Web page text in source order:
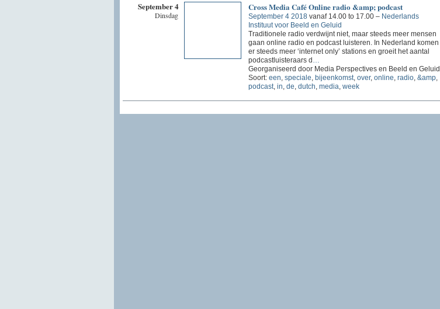
September 4
Dinsdag
Cross Media Café Online radio &amp; podcast
September 4 2018vanaf 14.00 to 17.00 – Nederlands
Instituut voor Beeld en Geluid
Traditionele radio verdwijnt niet, maar steeds meer mensen
gaan online radio en podcast luisteren. In Nederland komen
er steeds meer ‘internet only’ stations en groeit het aantal
podcastluisteraars d …
Georganiseerd door Media Perspectives en Beeld en Geluid |
Soort: een, speciale, bijeenkomst, over, online, radio, &amp,
podcast, in, de, dutch, media, week